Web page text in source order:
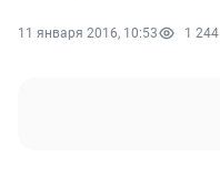
11 января 2016, 10:53 1 244